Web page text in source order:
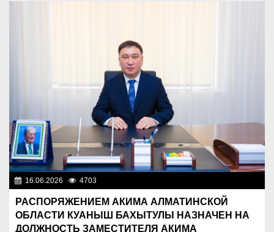
16.06.2026 4703
РАСПОРЯЖЕНИЕМ АКИМА АЛМАТИНСКОЙ
ОБЛАСТИ КУАНЫШ БАХЫТУЛЫ НАЗНАЧЕН НА
ДОЛЖНОСТЬ ЗАМЕСТИТЕЛЯ АКИМА